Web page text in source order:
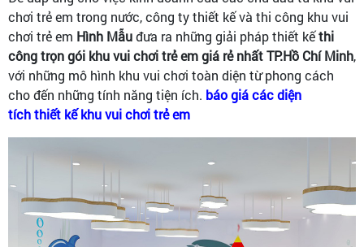
chơi trẻ em trong nước, công ty thiết kế và thi công khu vui
chơi trẻ em Hình Mẫuđưa ra những giải pháp thiết kếthi
công trọn gói khu vui chơi trẻ em giá rẻ nhất TP.Hồ Chí Minh,
với những mô hình khu vui chơi toàn diện từ phong cách
cho đến những tính năng tiện ích. báo giá các diện
tích thiết kế khu vui chơi trẻ em